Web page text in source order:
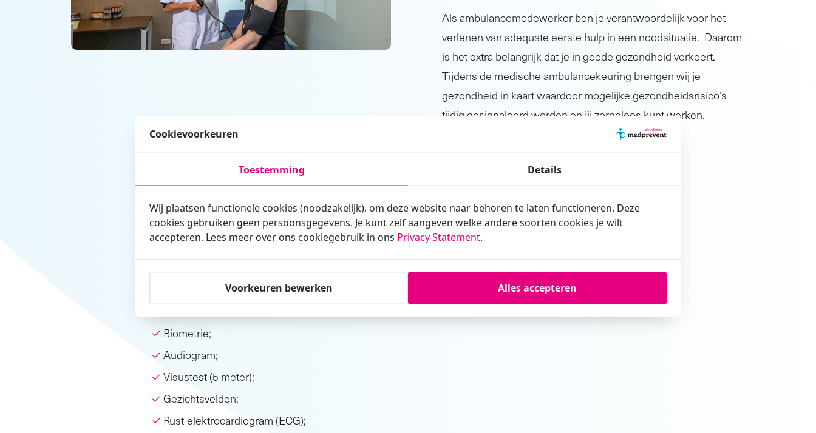
Als ambulancemedewerker ben je verantwoordelijk voor het
verlenen van adequate eerste hulp in een noodsituatie. Daarom
is het extra belangrijk dat je in goede gezondheid verkeert.
Tijdens de medische ambulancekeuring brengen wij je
gezondheid in kaart waardoor mogelijke gezondheidsrisico’s
tijdig gesignaleerd worden en jij zorgeloos kunt werken.
Waar bestaat eenambulancekeuringuit?
Werken op een ambulance brengt gezondheidsrisico’s en een zware emotionele belasting met zich mee. Tijdens de
ambulancekeuring onderzoeken wij of de ambulancemedewerker zijn functie fysiek en mentaal aan kan.
De ambulancekeuring bestaat uit:
Biometrie;
Audiogram;
Visustest (5 meter);
Gezichtsvelden;
Rust-elektrocardiogram (ECG);
Cookievoorkeuren
Toestemming Details
Wij plaatsen functionele cookies (noodzakelijk), om deze website naar behoren te laten functioneren. Deze
cookies gebruiken geen persoonsgegevens. Je kunt zelf aangeven welke andere soorten cookies je wilt
accepteren. Lees meer over ons cookiegebruik in ons Privacy Statement.
Voorkeuren bewerken Alles accepteren